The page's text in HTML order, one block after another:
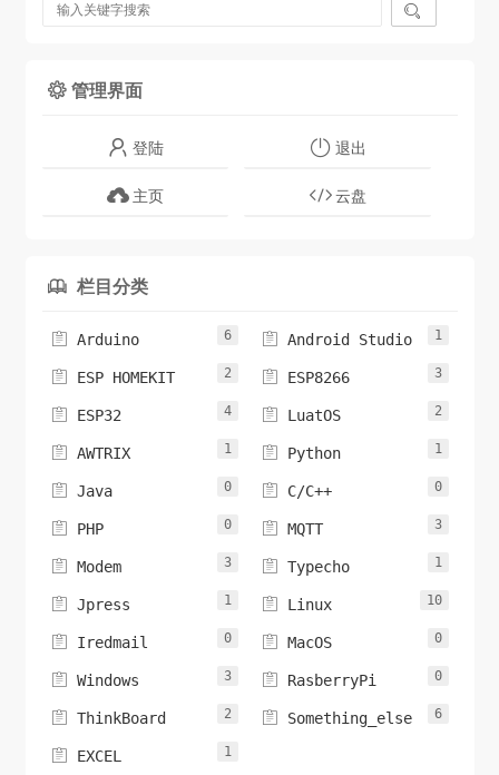

 管理界面
登陆 退出
主页 云盘
 栏目分类
 Arduino 6  Android Studio 1
 ESP HOMEKIT 2  ESP8266 3
 ESP32 4  LuatOS 2
 AWTRIX 1  Python 1
 Java 0  C/C++ 0
 PHP 0  MQTT 3
 Modem 3  Typecho 1
 Jpress 1  Linux 10
 Iredmail 0  MacOS 0
 Windows 3  RasberryPi 0
 ThinkBoard 2  Something_else 6
 EXCEL 1